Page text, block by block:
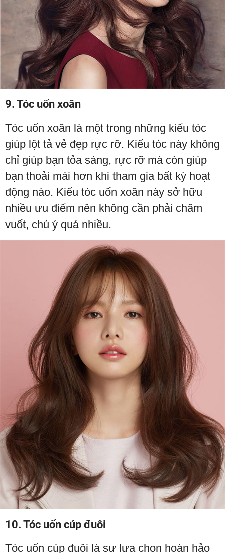
9. Tóc uốn xoăn
Tóc uốn xoăn là một trong những kiểu tóc
giúp lột tả vẻ đẹp rực rỡ. Kiểu tóc này không
chỉ giúp bạn tỏa sáng, rực rỡ mà còn giúp
bạn thoải mái hơn khi tham gia bất kỳ hoạt
động nào. Kiểu tóc uốn xoăn này sở hữu
nhiều ưu điểm nên không cần phải chăm
vuốt, chú ý quá nhiều.
10. Tóc uốn cúp đuôi
Tóc uốn cúp đuôi là sự lựa chọn hoàn hảo